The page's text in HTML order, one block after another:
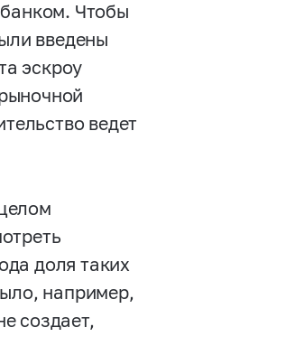
Чтобы
введены
эскроу
ведет
доля таких
например,
создает,